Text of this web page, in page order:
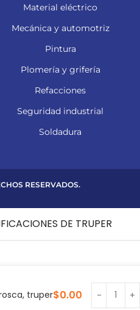
Material eléctrico
Mecánica y automotriz
Pintura
Plomería y grifería
Refacciones
Seguridad industrial
Soldadura
RESERVADOS.
truper$0.00
DE TRUPER